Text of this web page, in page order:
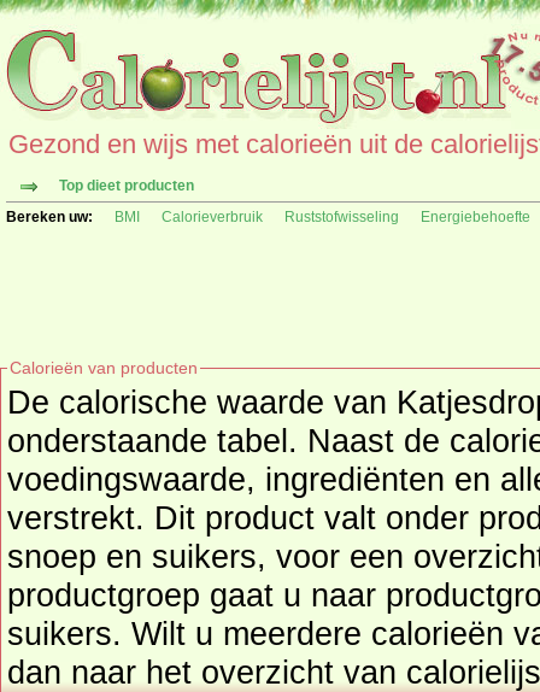
Gezond en wijs met calorieën uit de
Top dieet producten
Bereken uw:
BMI Calorieverbruik Ruststofwisseling Energiebehoefte
Calorieën van producten
De calorische waarde van
onderstaande tabel. Naast de calorieën wordt
voedingswaarde, ingrediënten en
verstrekt. Dit product valt onder
snoep en suikers, voor een overzicht van producten uit deze
productgroep gaat u naar
suikers. Wilt u meerdere calorieën
dan naar het overzicht van